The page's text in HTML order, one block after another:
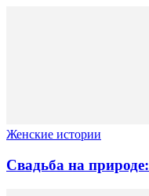
Женские истории
Свадьба на